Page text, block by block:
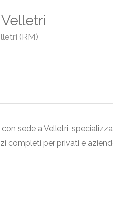
(RM)
sede a Velletri,
completi per privati e